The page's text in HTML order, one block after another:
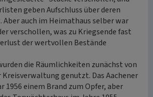
geben Aufschluss über deren
Aber auch im Heimathaus selber war
verschollen, was zu Kriegsende fast
der wertvollen Bestände
die Räumlichkeiten zunächst von
genutzt. Das Aachener
1956 einem Brand zum Opfer, aber